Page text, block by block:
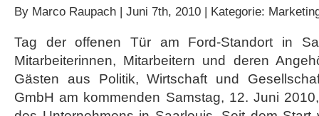
By Marco Raupach | Juni 7th, 2010 | Kategorie:
Tag der offenen Tür am Ford-Standort in
Mitarbeiterinnen, Mitarbeitern und deren
Gästen aus Politik, Wirtschaft und
GmbH am kommenden Samstag, 12. Juni